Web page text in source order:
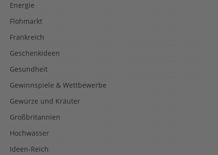
Energie
Flohmarkt
Frankreich
Geschenkideen
Gesundheit
Gewinnspiele & Wettbewerbe
Gewürze und Kräuter
Großbritannien
Hochwasser
Ideen-Reich